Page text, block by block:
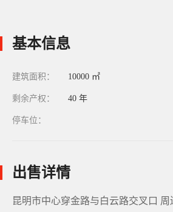
基本信息
建筑面积： 10000 ㎡
剩余产权： 40 年
停车位：
出售详情
昆明市中心穿金路与白云路交叉口